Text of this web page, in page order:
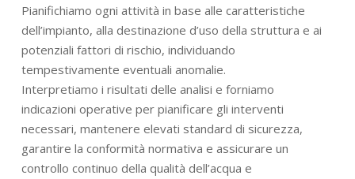
Pianifichiamo ogni attività in base alle caratteristiche
dell’impianto, alla destinazione d’uso della struttura e ai
potenziali fattori di rischio, individuando
tempestivamente eventuali anomalie.
Interpretiamo i risultati delle analisi e forniamo
indicazioni operative per pianificare gli interventi
necessari, mantenere elevati standard di sicurezza,
garantire la conformità normativa e assicurare un
controllo continuo della qualità dell’acqua e